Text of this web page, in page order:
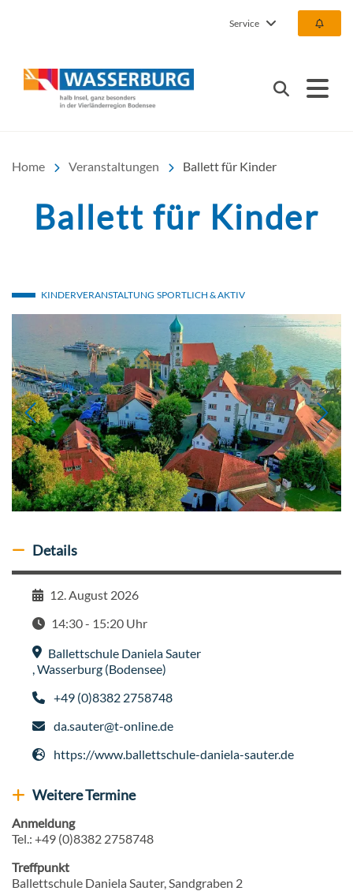
Service
Urlaub | Ferien | Hotel |
Suchen
Home Veranstaltungen Ballett für Kinder
Ballett für Kinder
KINDERVERANSTALTUNG SPORTLICH & AKTIV
Details ausblenden
Details
Datum12. August 2026
Zeit14:30 - 15:20 Uhr
Veranstaltungsort
Ballettschule Daniela Sauter
,Wasserburg (Bodensee)
Telefon+49 (0)8382 2758748
E-Mailda.sauter@t-online.de
Webseite
https://www.ballettschule-daniela-sauter.de
Weitere Veranstaltungen anzeigen
Weitere Termine
Anmeldung
Tel.: +49 (0)8382 2758748
Treffpunkt
Ballettschule Daniela Sauter, Sandgraben 2